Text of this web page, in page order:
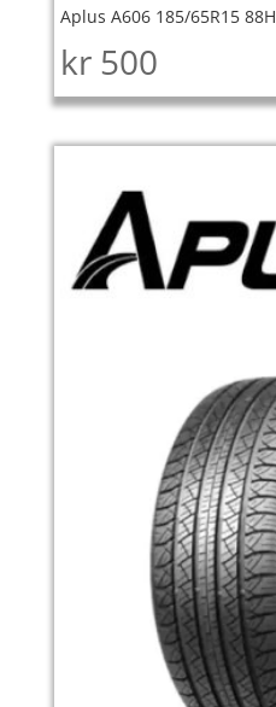
Aplus A606 185/65R15 88H
kr 500